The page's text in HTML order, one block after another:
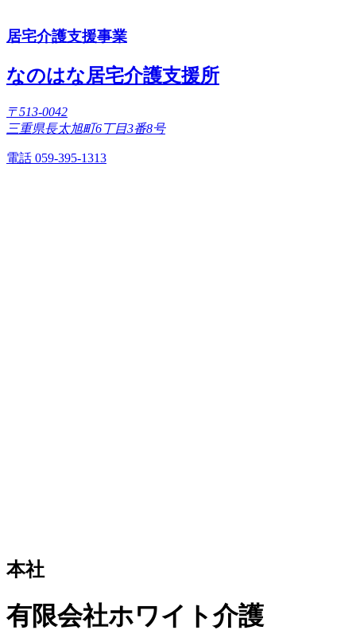
居宅介護支援事業
なのはな居宅介護支援所
〒513-0042
三重県長太旭町6丁目3番8号
電話 059-395-1313
本社
有限会社ホワイト介護